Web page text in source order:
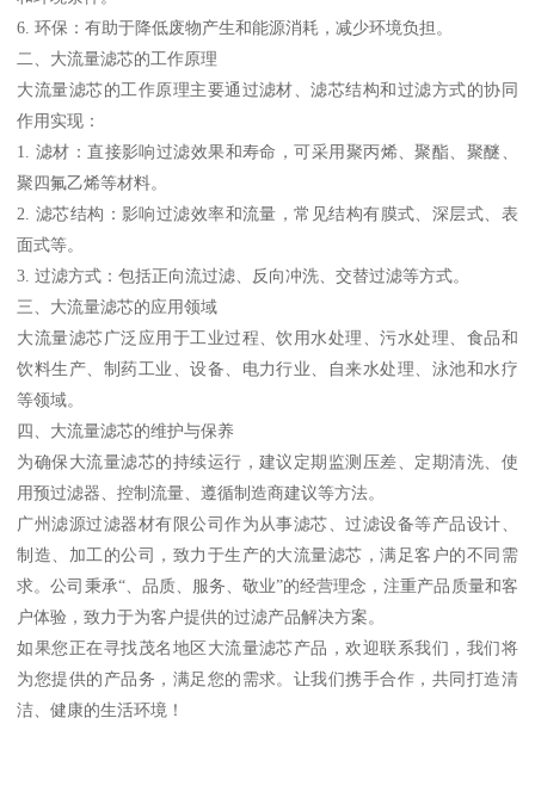
6. 环保：有助于降低废物产生和能源消耗，减少环境负担。
二、大流量滤芯的工作原理
大流量滤芯的工作原理主要通过滤材、滤芯结构和过滤方式的协同
作用实现：
1. 滤材：直接影响过滤效果和寿命，可采用聚丙烯、聚酯、聚醚、
聚四氟乙烯等材料。
2. 滤芯结构：影响过滤效率和流量，常见结构有膜式、深层式、表
面式等。
3. 过滤方式：包括正向流过滤、反向冲洗、交替过滤等方式。
三、大流量滤芯的应用领域
大流量滤芯广泛应用于工业过程、饮用水处理、污水处理、食品和
饮料生产、制药工业、设备、电力行业、自来水处理、泳池和水疗
等领域。
四、大流量滤芯的维护与保养
为确保大流量滤芯的持续运行，建议定期监测压差、定期清洗、使
用预过滤器、控制流量、遵循制造商建议等方法。
广州滤源过滤器材有限公司作为从事滤芯、过滤设备等产品设计、
制造、加工的公司，致力于生产的大流量滤芯，满足客户的不同需
求。公司秉承“、品质、服务、敬业”的经营理念，注重产品质量和客
户体验，致力于为客户提供的过滤产品解决方案。
如果您正在寻找茂名地区大流量滤芯产品，欢迎联系我们，我们将
为您提供的产品务，满足您的需求。让我们携手合作，共同打造清
洁、健康的生活环境！